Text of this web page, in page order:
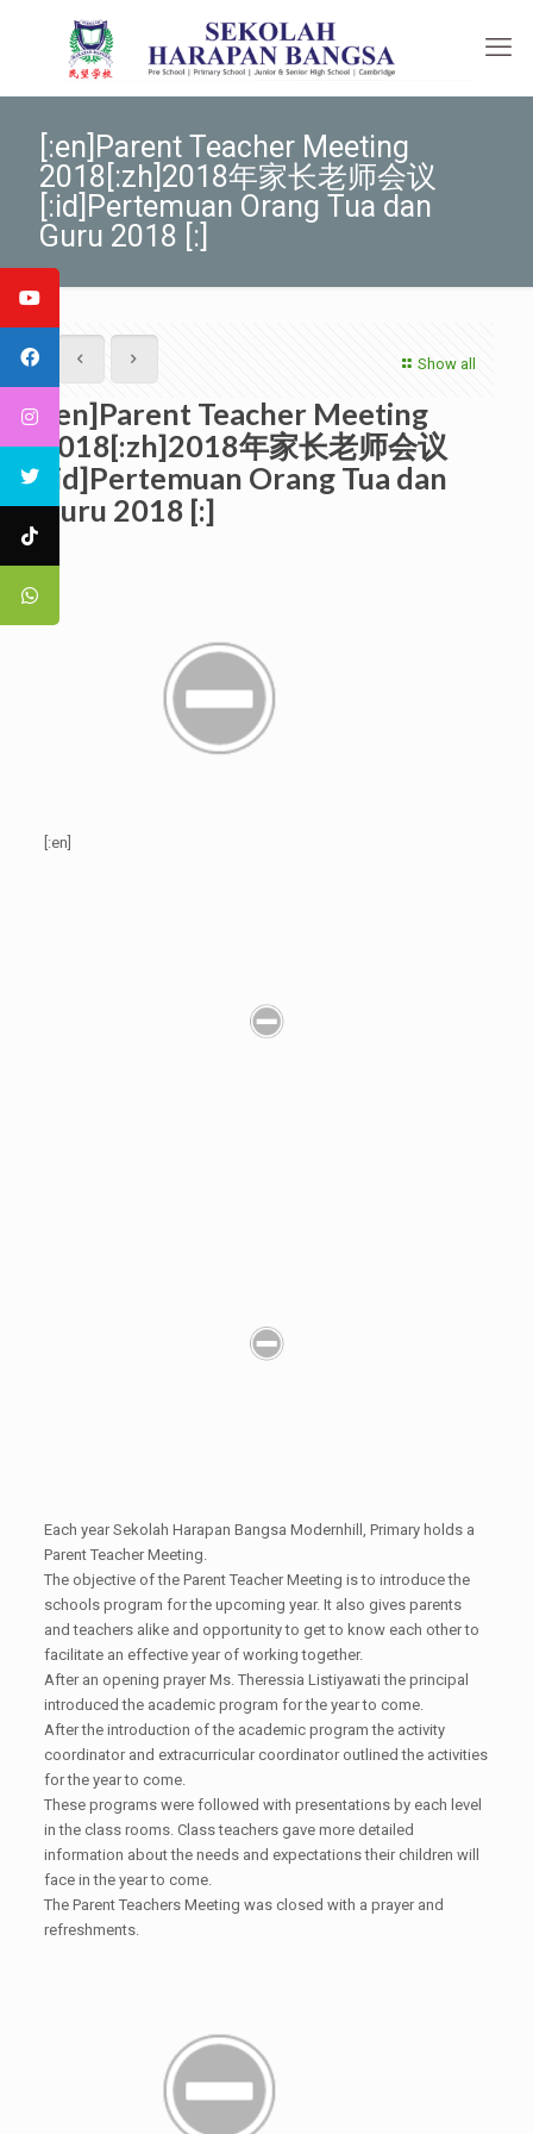
[:en]Parent Teacher Meeting
2018[:zh]2018年家长老师会议
[:id]Pertemuan Orang Tua dan
Guru 2018 [:]
Show all
[:en]Parent Teacher Meeting
2018[:zh]2018年家长老师会议
[:id]Pertemuan Orang Tua dan
Guru 2018 [:]
[:en]
Each year Sekolah Harapan Bangsa Modernhill, Primary holds a
Parent Teacher Meeting.
The objective of the Parent Teacher Meeting is to introduce the
schools program for the upcoming year. It also gives parents
and teachers alike and opportunity to get to know each other to
facilitate an effective year of working together.
After an opening prayer Ms. Theressia Listiyawati the principal
introduced the academic program for the year to come.
After the introduction of the academic program the activity
coordinator and extracurricular coordinator outlined the activities
for the year to come.
These programs were followed with presentations by each level
in the class rooms. Class teachers gave more detailed
information about the needs and expectations their children will
face in the year to come.
The Parent Teachers Meeting was closed with a prayer and
refreshments.